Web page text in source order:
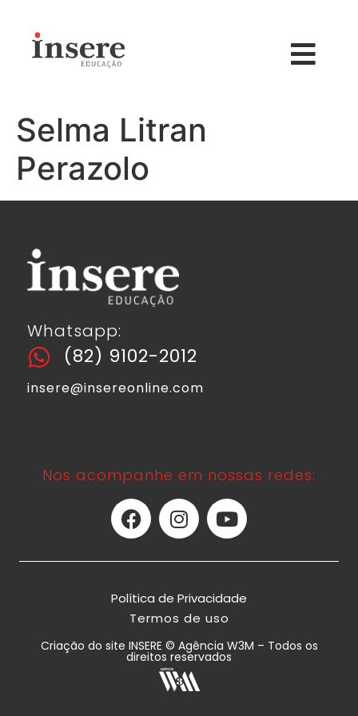
Selma Litran
Perazolo
Whatsapp:
(82) 9102-2012
insere@insereonline.com
Nos acompanhe em nossas redes:
Política de Privacidade
Termos de uso
Criação do site INSERE © Agência W3M – Todos os
direitos reservados